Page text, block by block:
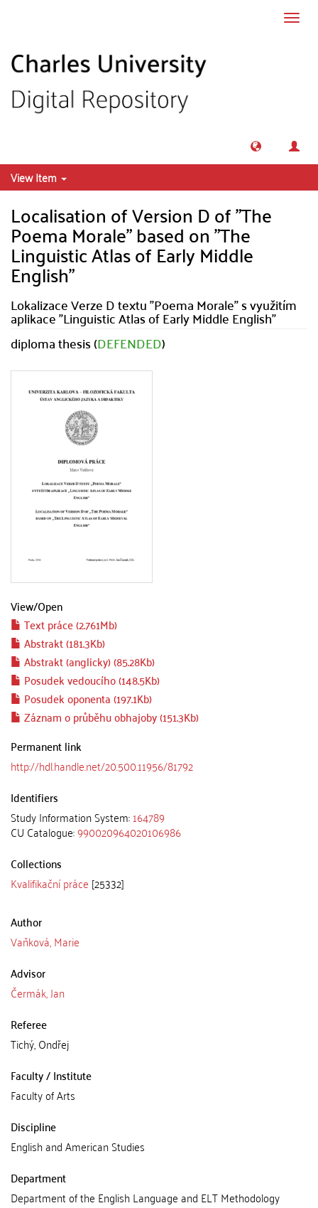
View Item
Localisation of Version D of "The
Poema Morale" based on "The
Linguistic Atlas of Early Middle
English"
Lokalizace Verze D textu "Poema Morale" s využitím
aplikace "Linguistic Atlas of Early Middle English"
diploma thesis (DEFENDED)
View/Open
Text práce (2.761Mb)
Abstrakt (181.3Kb)
Abstrakt (anglicky) (85.28Kb)
Posudek vedoucího (148.5Kb)
Posudek oponenta (197.1Kb)
Záznam o průběhu obhajoby (151.3Kb)
Permanent link
http://hdl.handle.net/20.500.11956/81792
Identifiers
Study Information System:164789
CU Catalogue:990020964020106986
Collections
Kvalifikační práce [25332]
Author
Vaňková, Marie
Advisor
Čermák, Jan
Referee
Tichý, Ondřej
Faculty / Institute
Faculty of Arts
Discipline
English and American Studies
Department
Department of the English Language and ELT Methodology